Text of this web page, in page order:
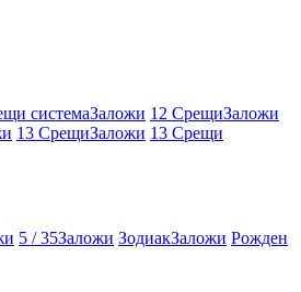
системаЗаложи 12 СрещиЗаложи
13 СрещиЗаложи 13 Срещи
5 / 35Заложи ЗодиакЗаложи Рожден